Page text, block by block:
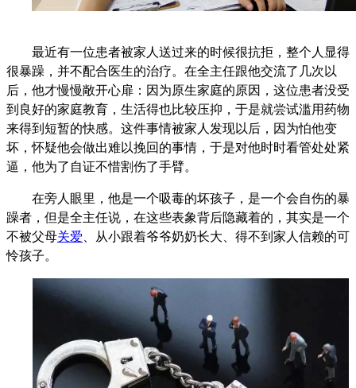
最近有一位患者被家人送过来的时候很抗拒，整个人显得
很暴躁，并不配合医生的治疗。在全主任跟他交流了几次以
后，他才慢慢敞开心扉：因为原生家庭的原因，这位患者没受
到良好的家庭教育，生活得也比较压抑，于是就尝试滥用药物
来得到短暂的快感。这件事情被家人发现以后，因为怕他变
坏，怀疑他会做出难以挽回的事情，于是对他时时看管处处紧
逼，他为了自证不惜割伤了手臂。
在旁人眼里，他是一个吸毒的坏孩子，是一个会自伤的暴
躁者，但是全主任说，在这些表象背后隐藏着的，其实是一个
不被父母关爱 、从小跟着爷爷奶奶长大、得不到家人信赖的可
怜孩子。